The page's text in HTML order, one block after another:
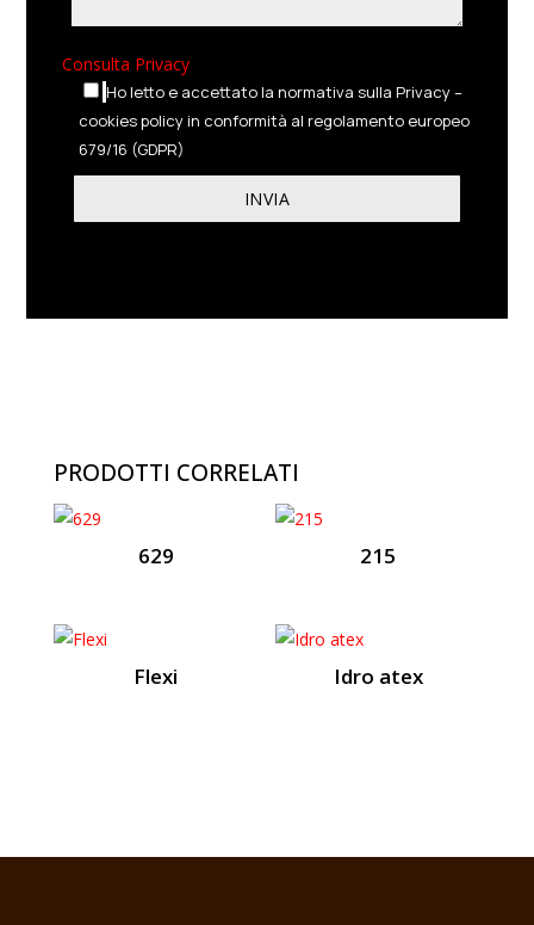
Consulta Privacy
Ho letto e accettato la normativa sulla Privacy –
cookies policy in conformità al regolamento europeo
679/16 (GDPR)
PRODOTTI CORRELATI
629 215
Flexi Idro atex